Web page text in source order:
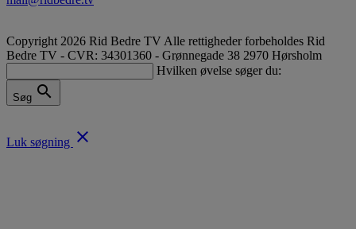
Copyright 2026 Rid Bedre TV Alle rettigheder forbeholdes Rid
Bedre TV - CVR: 34301360 - Grønnegade 38 2970 Hørsholm
Hvilken øvelse søger du:
Søg search
Luk søgning close